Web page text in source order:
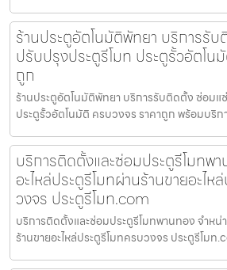
ร้านประตูอัตโนมัติพัทยา บริการรั
ปรับปรุงประตูรีโมท ประตูรั้วอัตโน
ถูก
ร้านประตูอัตโนมัติพัทยา บริการรับติดตั้ง ซ่อมแ
ประตูรั้วอัตโนมัติ ครบวงจร ราคาถูก พร้อมบริก
บริการติดตั้งและซ่อมประตูรีโมทพ
อะไหล่ประตูรีโมทผ่านร้านขายอะไห
วงจร ประตูรีโมท.com
บริการติดตั้งและซ่อมประตูรีโมทพานทอง จำหน่
ร้านขายอะไหล่ประตูรีโมทครบวงจร ประตูรีโม